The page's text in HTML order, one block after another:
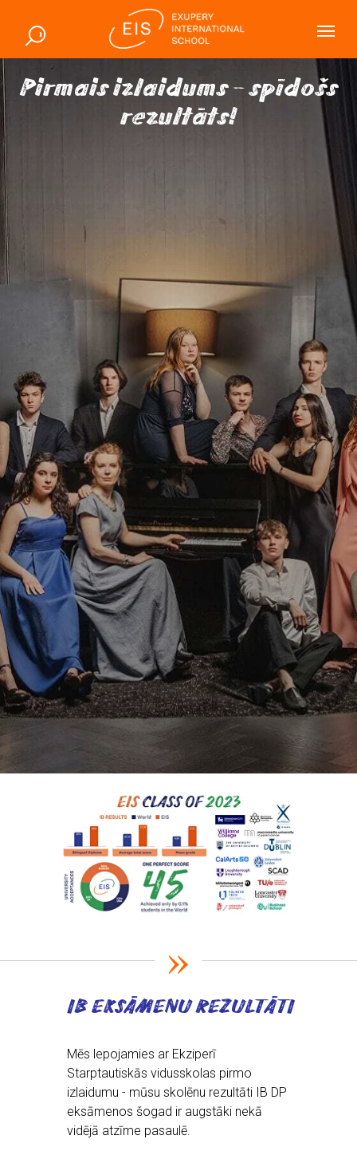
Pirmais izlaidums - spīdošs
rezultāts!
»
IB EKSĀMENU REZULTĀTI
Mēs lepojamies ar Ekziperī
Starptautiskās vidusskolas pirmo
izlaidumu - mūsu skolēnu rezultāti IB DP
eksāmenos šogad ir augstāki nekā
vidējā atzīme pasaulē.